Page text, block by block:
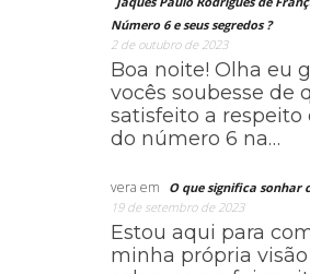
Número 6 e seus segredos ?
2 de outubro de 2023
Boa noite! Olha eu
vocês soubesse de
satisfeito a respeito
do número 6 na…
vera em
O que significa sonhar
19 de setembro de 2023
Estou aqui para
minha própria